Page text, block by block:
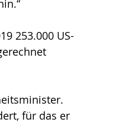
253.000 US-
für das er